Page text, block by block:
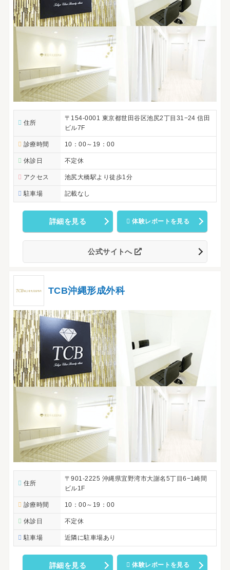
住所
〒154-0001 東京都世田谷区池尻2丁目31−24 信田
ビル7F
診療時間 10：00～19：00
休診日 不定休
アクセス 池尻大橋駅より徒歩1分
駐車場 記載なし
詳細を見る 体験レポートを見る
公式サイトへ
TCB沖縄形成外科
住所
〒901-2225 沖縄県宜野湾市大謝名5丁目6−1崎間
ビル1F
診療時間 10：00～19：00
休診日 不定休
駐車場 近隣に駐車場あり
詳細を見る 体験レポートを見る